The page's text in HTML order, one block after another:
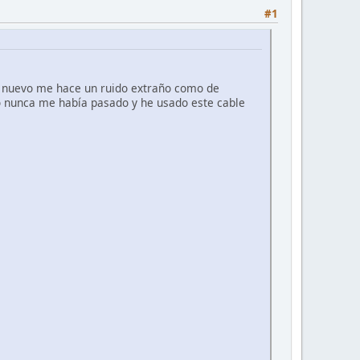
#1
me hace un ruido extraño como de
me había pasado y he usado este cable